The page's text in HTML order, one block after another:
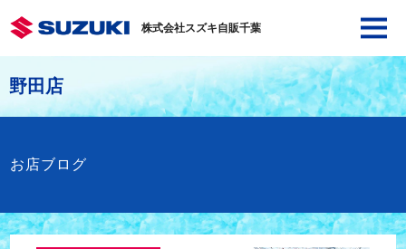
株式会社スズキ自販千葉
野田店
お店ブログ